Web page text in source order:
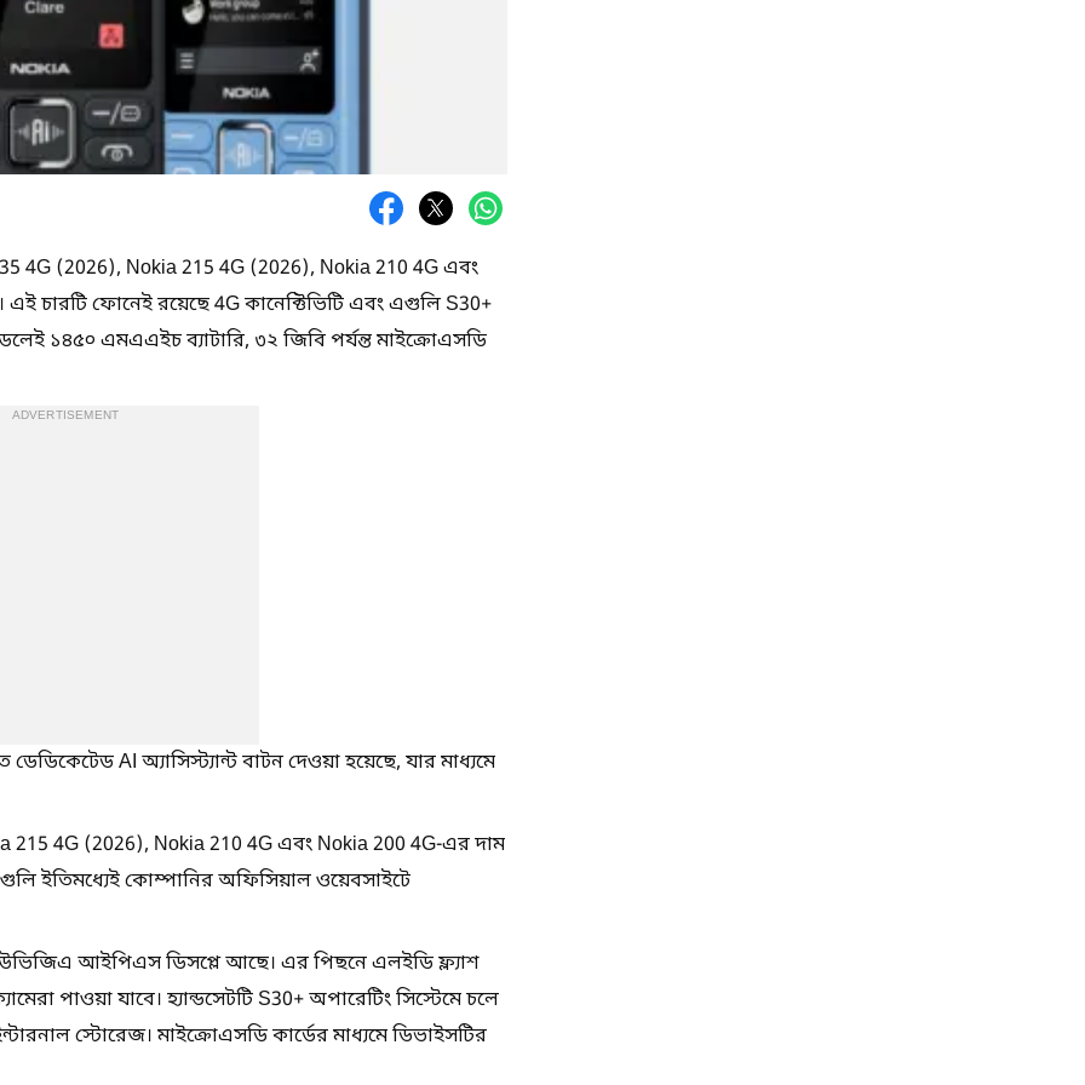
4G (2026), Nokia 215 4G (2026), Nokia 210 4G এবং
চারটি ফোনেই রয়েছে 4G কানেক্টিভিটি এবং এগুলি S30+
১৪৫০ এমএএইচ ব্যাটারি, ৩২ জিবি পর্যন্ত মাইক্রোএসডি
ADVERTISEMENT
AI অ্যাসিস্ট্যান্ট বাটন দেওয়া হয়েছে, যার মাধ্যমে
4G (2026), Nokia 210 4G এবং Nokia 200 4G-এর দাম
ইতিমধ্যেই কোম্পানির অফিসিয়াল ওয়েবসাইটে
আইপিএস ডিসপ্লে আছে। এর পিছনে এলইডি ফ্ল্যাশ
পাওয়া যাবে। হ্যান্ডসেটটি S30+ অপারেটিং সিস্টেমে চলে
স্টোরেজ। মাইক্রোএসডি কার্ডের মাধ্যমে ডিভাইসটির